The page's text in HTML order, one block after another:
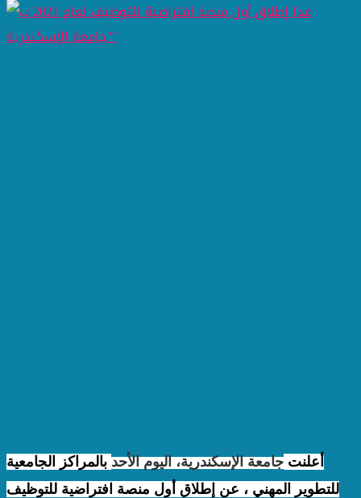
أعلنت جامعة الإسكندرية، اليوم الأحد بالمراكز الجامعية
للتطوير المهني ، عن إطلاق أول منصة افتراضية للتوظيف